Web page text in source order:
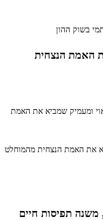
בשוק ההון
האמת הנצחית
ומעמיק שמביא את האמת
את האמת הנצחית מהמוחלט
משנה תפיסות חיים